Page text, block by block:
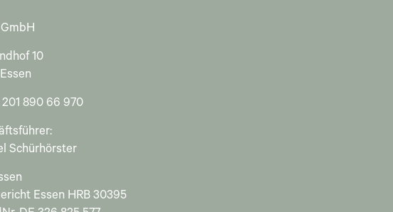
10
201 890 66 970
Schürhörster
Essen HRB 30395